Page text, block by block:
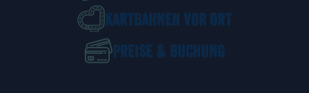
KARTBAHNEN VOR ORT
PREISE & BUCHUNG